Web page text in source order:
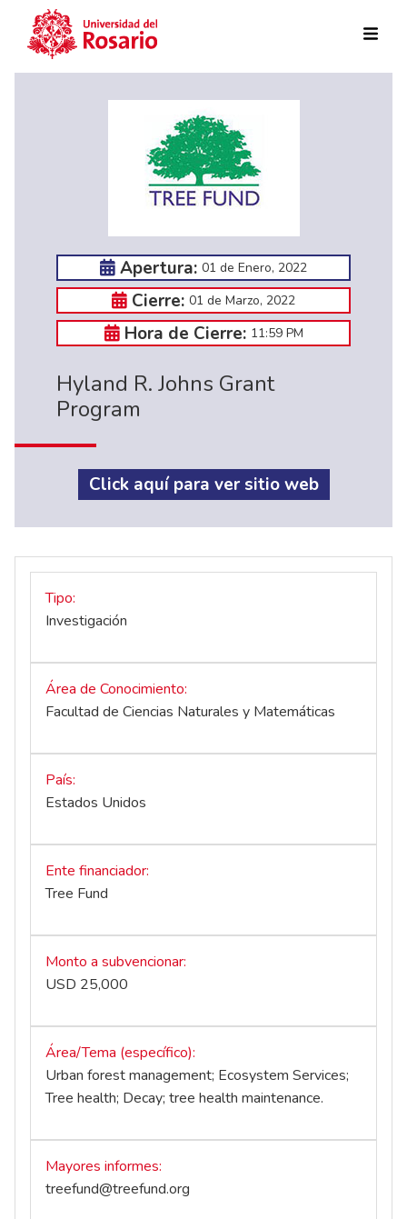
Apertura: 01 de Enero, 2022
Cierre: 01 de Marzo, 2022
Hora de Cierre: 11:59 PM
Hyland R. Johns Grant
Program
Click aquí para ver sitio web
Tipo
Investigación
Área de Conocimiento
Facultad de Ciencias Naturales y Matemáticas
País
Estados Unidos
Ente financiador
Tree Fund
Monto a subvencionar
USD 25,000
Área/Tema (específico)
Urban forest management; Ecosystem Services;
Tree health; Decay; tree health maintenance.
Mayores informes
treefund@treefund.org